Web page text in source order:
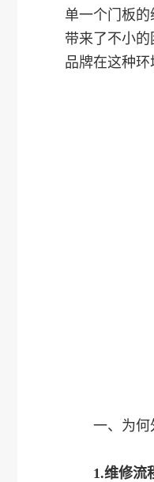
单一个门板
带来了不小
品牌在这种环
一、为何外
1.维修流